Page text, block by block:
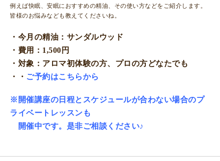
例えば快眠、安眠におすすめの精油、その使い方などをご紹介します。
皆様のお悩みなども教えてくださいね。
・今月の精油：サンダルウッド
・費用：1,500円
・対象：アロマ初体験の方、プロの方どなたでも
・
・ ご予約はこちらから
※開催講座の日程とスケジュールが合わない場合のプ
ライベートレッスンも
開催中です。是非ご相談ください♪